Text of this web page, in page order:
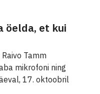
öelda, et kui
Tamm
mikrofoni ning
17. oktoobril